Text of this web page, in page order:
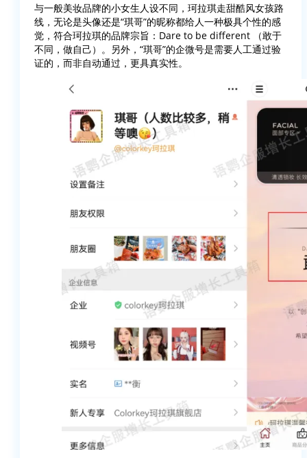
与一般美妆品牌的小女生人设不同，珂拉琪走甜酷风女孩路
线，无论是头像还是“琪哥”的昵称都给人一种极具个性的感
觉，符合珂拉琪的品牌宗旨：Dare to be different （敢于
不同，做自己）。另外，“琪哥”的企微号是需要人工通过验
证的，而非自动通过，更具真实性。